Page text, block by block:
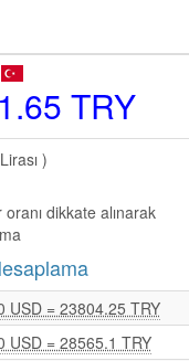
TRY
)
dikkate alınarak
USD = 23804.25 TRY
USD = 28565.1 TRY